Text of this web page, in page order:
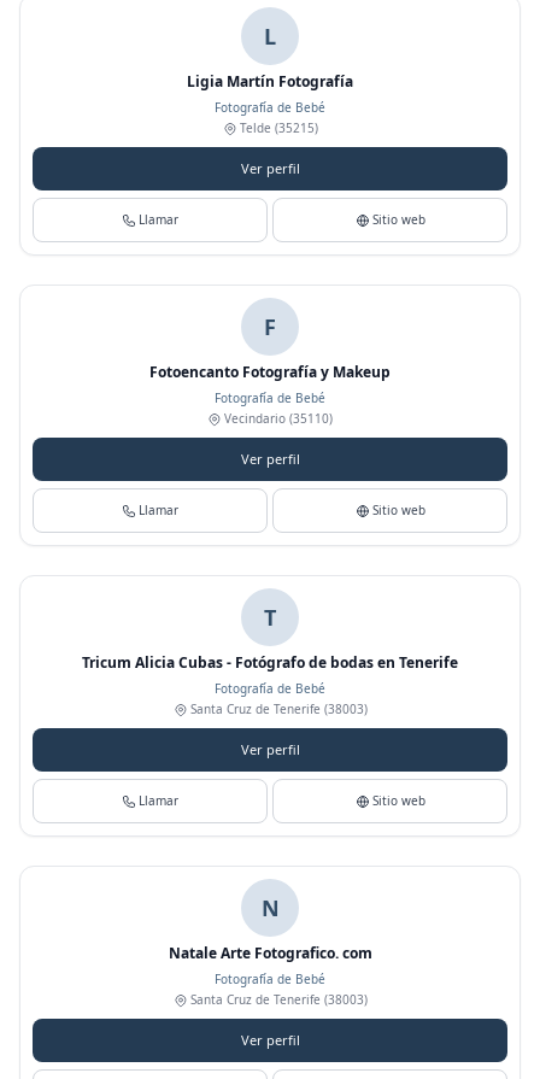
L
Ligia Martín Fotografía
Fotografía de Bebé
Telde (35215)
Ver perfil
Llamar Sitio web
F
Fotoencanto Fotografía y Makeup
Fotografía de Bebé
Vecindario (35110)
Ver perfil
Llamar Sitio web
T
Tricum Alicia Cubas - Fotógrafo de bodas en Tenerife
Fotografía de Bebé
Santa Cruz de Tenerife (38003)
Ver perfil
Llamar Sitio web
N
Natale Arte Fotografico. com
Fotografía de Bebé
Santa Cruz de Tenerife (38003)
Ver perfil